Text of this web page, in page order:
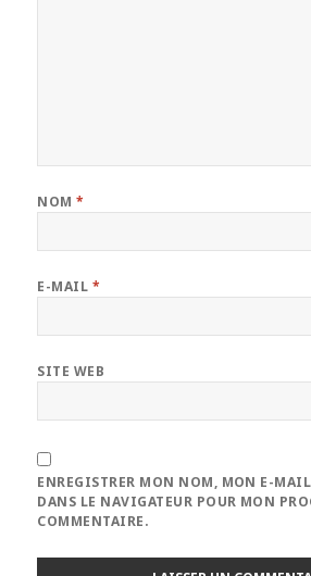
NOM*
E-MAIL *
SITE WEB
ENREGISTRER MON NOM, MON E-
DANS LE NAVIGATEUR POUR MON
COMMENTAIRE.